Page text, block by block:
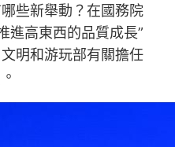
些新舉動？在國務院
進高東西的品質成長”
明和游玩部有關擔任